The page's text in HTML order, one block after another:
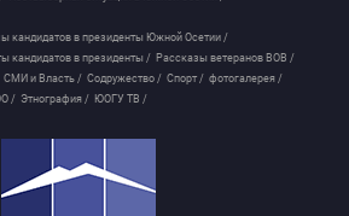
кандидатов в президенты Южной Осетии /
кандидатов в президенты / Рассказы ветеранов ВОВ /
СМИ и Власть / Содружество / Спорт / фотогалерея /
/ Этнография / ЮОГУ ТВ /